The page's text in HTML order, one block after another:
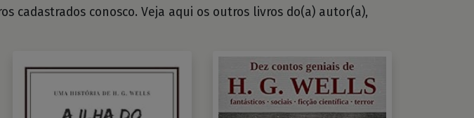
cadastrados conosco. Veja aqui os outros livros do(a) autor(a),